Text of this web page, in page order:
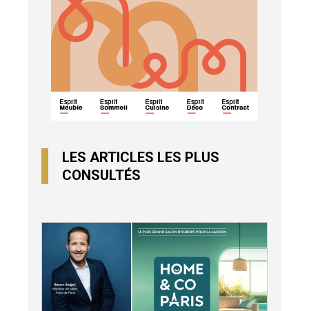
LES ARTICLES LES PLUS
CONSULTÉS